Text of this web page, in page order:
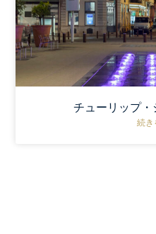
チューリップ
続き